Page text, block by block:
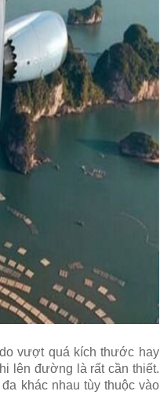
vượt quá kích thước hay
lên đường là rất cần thiết.
khác nhau tùy thuộc vào